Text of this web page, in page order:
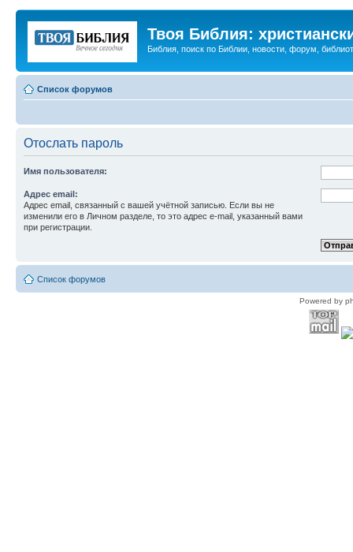
Твоя Библия:
Библия, поиск по Библии, новости, форум,
Список форумов
Отослать пароль
Имя пользователя:
Адрес email:
Адрес email, связанный с вашей учётной записью. Если вы не
изменили его в Личном разделе, то это адрес e-mail, указанный вами
при регистрации.
Список форумов
Powered by